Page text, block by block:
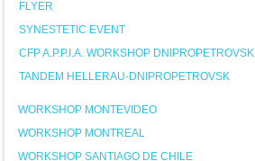
FLYER
SYNESTETIC EVENT
CFP A.P.P.I.A. WORKSHOP DNIPROPETROVSK
TANDEM HELLERAU-DNIPROPETROVSK
WORKSHOP MONTEVIDEO
WORKSHOP MONTREAL
WORKSHOP SANTIAGO DE CHILE